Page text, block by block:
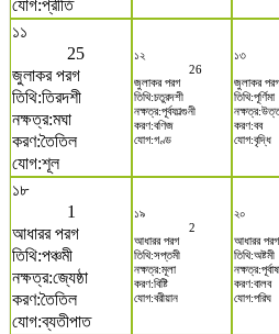
যোগ:প্রীতি
১১
25
জুলাকর পরগ
তিথি:তিরদশী
নক্ষত্র:মঘা
করণ:তৈতিল
যোগ:শূল
১২
26
জুলাকর পরগ
তিথি:চতুরদশী
নক্ষত্র:পূর্বফাল্গুনী
করণ:বণিজ
যোগ:গণ্ড
১৩
জুলাকর পরগ
তিথি:পূর্ণিমা
করণ:বব
যোগ:বৃদ্ধি
১৮
1
আধারর পরগ
তিথি:পঞ্চমী
নক্ষত্র:জ্যেষ্ঠা
করণ:তৈতিল
যোগ:ব্যতীপাত
১৯
2
আধারর পরগ
তিথি:সপ্তমী
নক্ষত্র:মূলা
করণ:বিষ্টি
যোগ:বরীয়ান
২০
আধারর পরগ
তিথি:অষ্টমী
করণ:বালব
যোগ:পরিঘ